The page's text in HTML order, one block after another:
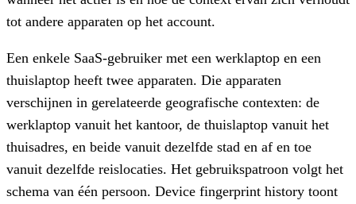
tot andere apparaten op het account.
Een enkele SaaS-gebruiker met een werklaptop en een
thuislaptop heeft twee apparaten. Die apparaten
verschijnen in gerelateerde geografische contexten: de
werklaptop vanuit het kantoor, de thuislaptop vanuit het
thuisadres, en beide vanuit dezelfde stad en af en toe
vanuit dezelfde reislocaties. Het gebruikspatroon volgt het
schema van één persoon. Device fingerprint history toont